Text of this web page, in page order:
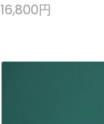
16,800円